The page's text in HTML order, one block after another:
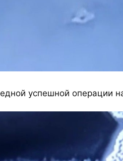
успешной операции